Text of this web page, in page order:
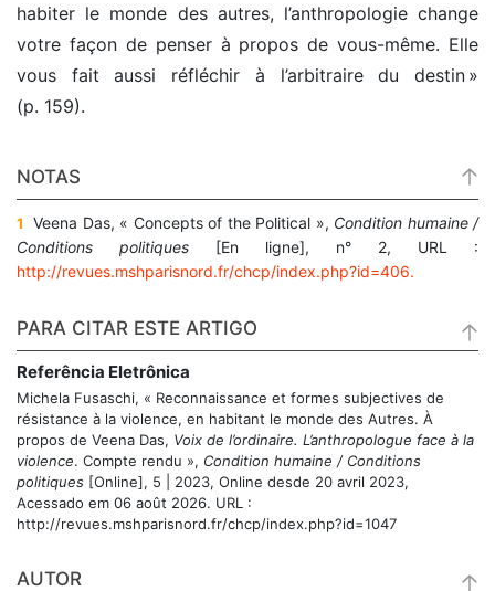
habiter le monde des autres, l’anthropologie change
votre façon de penser à propos de vous-même. Elle
vous fait aussi réfléchir à l’arbitraire du destin »
(p. 159).
NOTAS
1 Veena Das, « Concepts of the Political », Condition humaine /
Conditions politiques [En ligne], n° 2, URL :
http://revues.mshparisnord.fr/chcp/index.php?id=406.
PARA CITAR ESTE ARTIGO
Referência Eletrônica
Michela Fusaschi, « Reconnaissance et formes subjectives de
résistance à la violence, en habitant le monde des Autres. À
propos de Veena Das, Voix de l’ordinaire. L’anthropologue face à la
violence. Compte rendu », Condition humaine / Conditions
politiques [Online], 5 | 2023, Online desde 20 avril 2023,
Acessado em 06 août 2026. URL :
http://revues.mshparisnord.fr/chcp/index.php?id=1047
AUTOR